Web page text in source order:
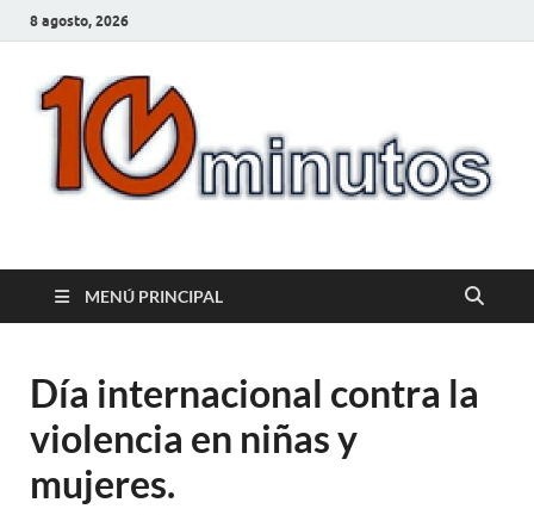
8 agosto, 2026
10minutos.com.uy
MENÚ PRINCIPAL
Día internacional contra la
violencia en niñas y
mujeres.